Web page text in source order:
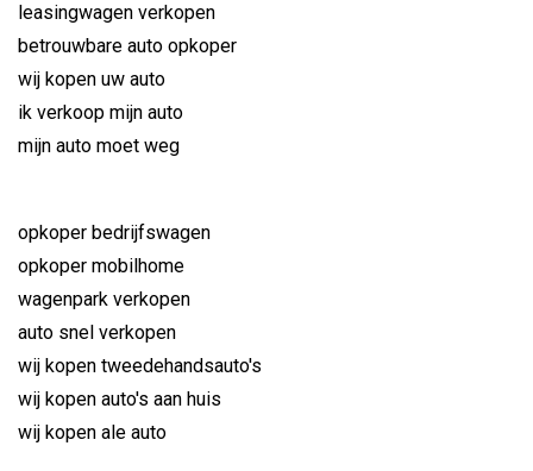
leasingwagen verkopen
betrouwbare auto opkoper
wij kopen uw auto
ik verkoop mijn auto
mijn auto moet weg
opkoper bedrijfswagen
opkoper mobilhome
wagenpark verkopen
auto snel verkopen
wij kopen tweedehandsauto's
wij kopen auto's aan huis
wij kopen ale auto